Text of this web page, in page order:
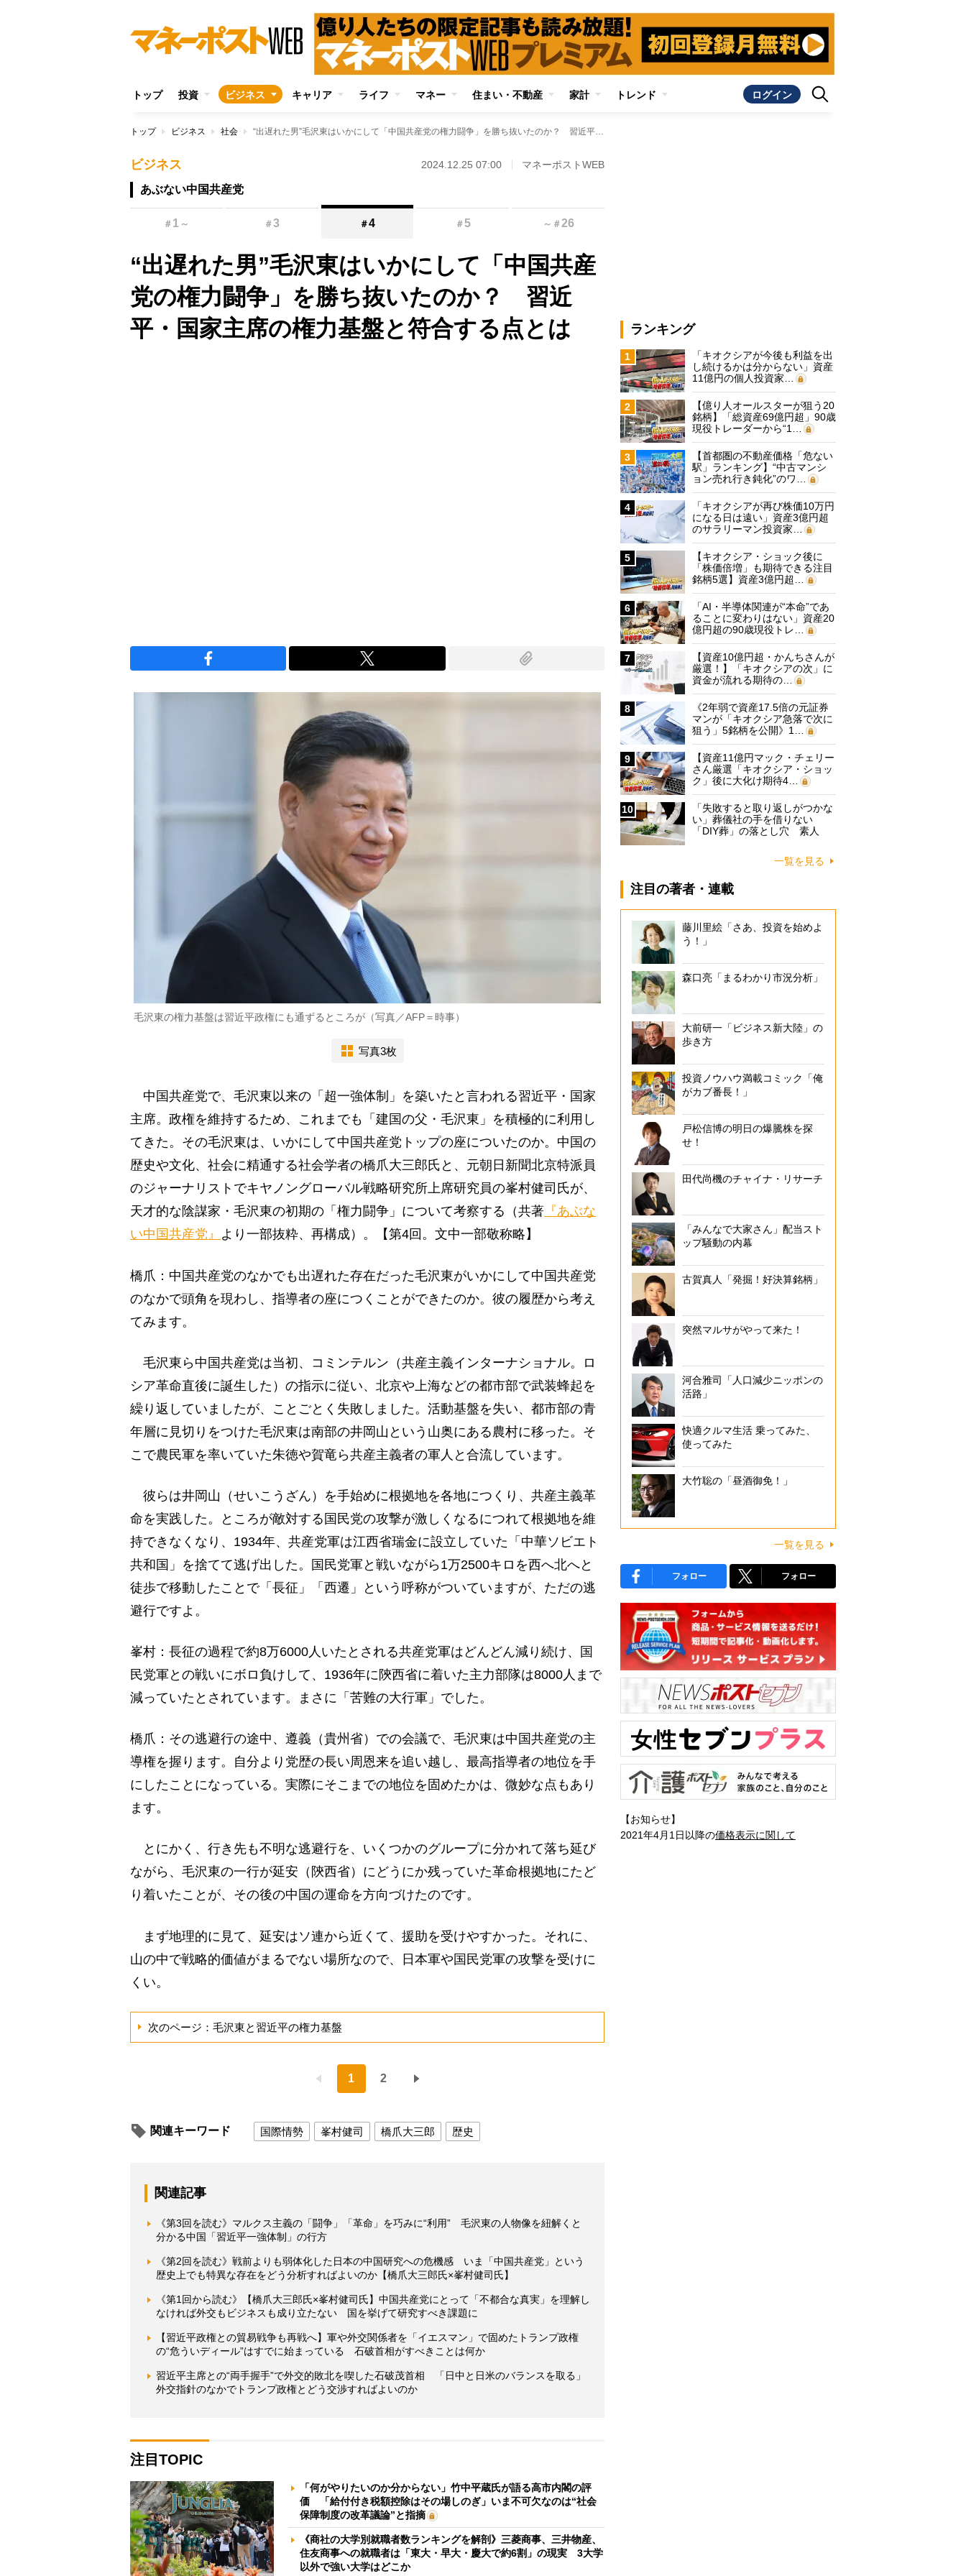
トップ 投資 ビジネス キャリア ライフ マネー 住まい・不動産 家計 トレンド ログイン
トップ ビジネス 社会 “出遅れた男”毛沢東はいかにして「中国共産党の権力闘争」を勝ち抜いたのか？ 習近平・国家主席の権力基盤と符合する点とは
ビジネス 2024.12.25 07:00 マネーポストWEB
あぶない中国共産党
＃ 1 ～ ＃3 ＃4 ＃5 ～ ＃26
“出遅れた男”毛沢東はいかにして「中国共産
党の権力闘争」を勝ち抜いたのか？ 習近
平・国家主席の権力基盤と符合する点とは
毛沢東の権力基盤は習近平政権にも通ずるところが（写真／AFP＝時事）
写真3枚
中国共産党で、毛沢東以来の「超一強体制」を築いたと言われる習近平・国家
主席。政権を維持するため、これまでも「建国の父・毛沢東」を積極的に利用し
てきた。その毛沢東は、いかにして中国共産党トップの座についたのか。中国の
歴史や文化、社会に精通する社会学者の橋爪大三郎氏と、元朝日新聞北京特派員
のジャーナリストでキヤノングローバル戦略研究所上席研究員の峯村健司氏が、
天才的な陰謀家・毛沢東の初期の「権力闘争」について考察する（共著 『あぶな
い中国共産党』 より一部抜粋、再構成）。【第4回。文中一部敬称略】
橋爪：中国共産党のなかでも出遅れた存在だった毛沢東がいかにして中国共産党
のなかで頭角を現わし、指導者の座につくことができたのか。彼の履歴から考え
てみます。
毛沢東ら中国共産党は当初、コミンテルン（共産主義インターナショナル。ロ
シア革命直後に誕生した）の指示に従い、北京や上海などの都市部で武装蜂起を
繰り返していましたが、ことごとく失敗しました。活動基盤を失い、都市部の青
年層に見切りをつけた毛沢東は南部の井岡山という山奥にある農村に移った。そ
こで農民軍を率いていた朱徳や賀竜ら共産主義者の軍人と合流しています。
彼らは井岡山（せいこうざん）を手始めに根拠地を各地につくり、共産主義革
命を実践した。ところが敵対する国民党の攻撃が激しくなるにつれて根拠地を維
持できなくなり、1934年、共産党軍は江西省瑞金に設立していた「中華ソビエト
共和国」を捨てて逃げ出した。国民党軍と戦いながら1万2500キロを西へ北へと
徒歩で移動したことで「長征」「西遷」という呼称がついていますが、ただの逃
避行ですよ。
峯村：長征の過程で約8万6000人いたとされる共産党軍はどんどん減り続け、国
民党軍との戦いにボロ負けして、1936年に陝西省に着いた主力部隊は8000人まで
減っていたとされています。まさに「苦難の大行軍」でした。
橋爪：その逃避行の途中、遵義（貴州省）での会議で、毛沢東は中国共産党の主
導権を握ります。自分より党歴の長い周恩来を追い越し、最高指導者の地位を手
にしたことになっている。実際にそこまでの地位を固めたかは、微妙な点もあり
ます。
とにかく、行き先も不明な逃避行を、いくつかのグループに分かれて落ち延び
ながら、毛沢東の一行が延安（陝西省）にどうにか残っていた革命根拠地にたど
り着いたことが、その後の中国の運命を方向づけたのです。
まず地理的に見て、延安はソ連から近くて、援助を受けやすかった。それに、
山の中で戦略的価値がまるでない場所なので、日本軍や国民党軍の攻撃を受けに
くい。
次のページ：毛沢東と習近平の権力基盤
1 2
関連キーワード 国際情勢 峯村健司 橋爪大三郎 歴史
関連記事
《第3回を読む》マルクス主義の「闘争」「革命」を巧みに“利用” 毛沢東の人物像を紐解くと
分かる中国「習近平一強体制」の行方
《第2回を読む》戦前よりも弱体化した日本の中国研究への危機感 いま「中国共産党」という
歴史上でも特異な存在をどう分析すればよいのか【橋爪大三郎氏×峯村健司氏】
《第1回から読む》【橋爪大三郎氏×峯村健司氏】中国共産党にとって「不都合な真実」を理解し
なければ外交もビジネスも成り立たない 国を挙げて研究すべき課題に
【習近平政権との貿易戦争も再戦へ】軍や外交関係者を「イエスマン」で固めたトランプ政権
の“危ういディール”はすでに始まっている 石破首相がすべきことは何か
習近平主席との“両手握手”で外交的敗北を喫した石破茂首相 「日中と日米のバランスを取る」
外交指針のなかでトランプ政権とどう交渉すればよいのか
注目TOPIC
「何がやりたいのか分からない」竹中平蔵氏が語る高市内閣の評
価 「給付付き税額控除はその場しのぎ」いま不可欠なのは“社会
保障制度の改革議論”と指摘
《商社の大学別就職者数ランキングを解剖》三菱商事、三井物産、
住友商事への就職者は「東大・早大・慶大で約6割」の現実 3大学
以外で強い大学はどこか
ランキング
1
「キオクシアが今後も利益を出
し続けるかは分からない」資産
11億円の個人投資家…
2
【億り人オールスターが狙う20
銘柄】「総資産69億円超」90歳
現役トレーダーから“1…
3
【首都圏の不動産価格「危ない
駅」ランキング】“中古マンシ
ョン売れ行き鈍化”のワ…
4
「キオクシアが再び株価10万円
になる日は遠い」資産3億円超
のサラリーマン投資家…
5
【キオクシア・ショック後に
「株価倍増」も期待できる注目
銘柄5選】資産3億円超…
6
「AI・半導体関連が“本命”であ
ることに変わりはない」資産20
億円超の90歳現役トレ…
7
【資産10億円超・かんちさんが
厳選！】「キオクシアの次」に
資金が流れる期待の…
8
《2年弱で資産17.5倍の元証券
マンが「キオクシア急落で次に
狙う」5銘柄を公開》1…
9
【資産11億円マック・チェリー
さん厳選「キオクシア・ショッ
ク」後に大化け期待4…
10
「失敗すると取り返しがつかな
い」葬儀社の手を借りない
「DIY葬」の落とし穴 素人
一覧を見る
注目の著者・連載
藤川里絵「さあ、投資を始めよ
う！」
森口亮「まるわかり市況分析」
大前研一「ビジネス新大陸」の
歩き方
投資ノウハウ満載コミック「俺
がカブ番長！」
戸松信博の明日の爆騰株を探
せ！
田代尚機のチャイナ・リサーチ
「みんなで大家さん」配当スト
ップ騒動の内幕
古賀真人「発掘！好決算銘柄」
突然マルサがやって来た！
河合雅司「人口減少ニッポンの
活路」
快適クルマ生活 乗ってみた、
使ってみた
大竹聡の「昼酒御免！」
一覧を見る
フォロー フォロー
【お知らせ】
2021年4月1日以降の価格表示に関して